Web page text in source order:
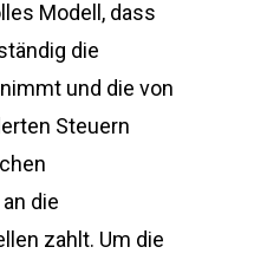
Modell, dass
die
und die von
Steuern
die
zahlt. Um die